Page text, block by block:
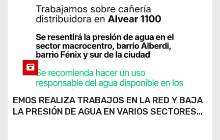
EMOS REALIZA TRABAJOS EN LA RED Y BAJA
LA PRESIÓN DE AGUA EN VARIOS SECTORES